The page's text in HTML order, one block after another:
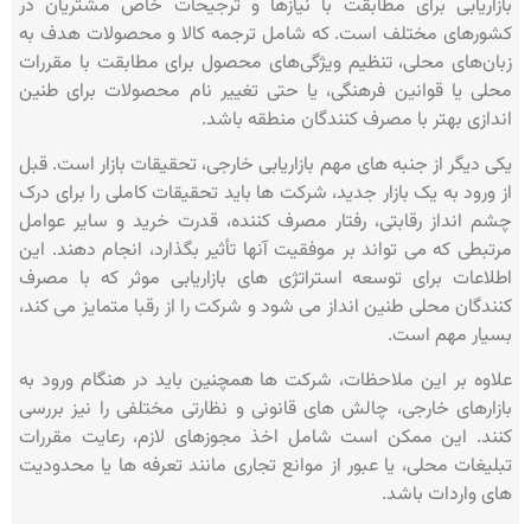
بازاریابی برای مطابقت با نیازها و ترجیحات خاص مشتریان در
کشورهای مختلف است. که شامل ترجمه کالا و محصولات هدف به
زبان‌های محلی، تنظیم ویژگی‌های محصول برای مطابقت با مقررات
محلی یا قوانین فرهنگی، یا حتی تغییر نام محصولات برای طنین‌
اندازی بهتر با مصرف‌ کنندگان منطقه باشد.
یکی دیگر از جنبه های مهم بازاریابی خارجی، تحقیقات بازار است. قبل
از ورود به یک بازار جدید، شرکت ها باید تحقیقات کاملی را برای درک
چشم انداز رقابتی، رفتار مصرف کننده، قدرت خرید و سایر عوامل
مرتبطی که می تواند بر موفقیت آنها تأثیر بگذارد، انجام دهند. این
اطلاعات برای توسعه استراتژی های بازاریابی موثر که با مصرف
کنندگان محلی طنین انداز می شود و شرکت را از رقبا متمایز می کند،
بسیار مهم است.
علاوه بر این ملاحظات، شرکت ها همچنین باید در هنگام ورود به
بازارهای خارجی، چالش های قانونی و نظارتی مختلفی را نیز بررسی
کنند. این ممکن است شامل اخذ مجوزهای لازم، رعایت مقررات
تبلیغات محلی، یا عبور از موانع تجاری مانند تعرفه ها یا محدودیت
های واردات باشد.